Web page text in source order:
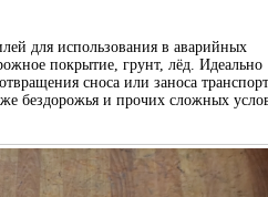
для использования в аварийных
покрытие, грунт, лёд. Идеально
сноса или заноса
бездорожья и прочих сложных